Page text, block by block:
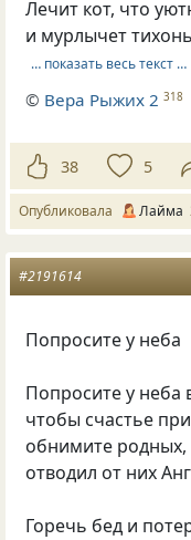
Лечит кот, что
и мурлычет
… показать весь текст …
© Вера Рыжих 2 318
38 5
Опубликовала Лайма
#2191614
Попросите у неба
Попросите у
чтобы счастье
обнимите родных,
отводил от них
Горечь бед и